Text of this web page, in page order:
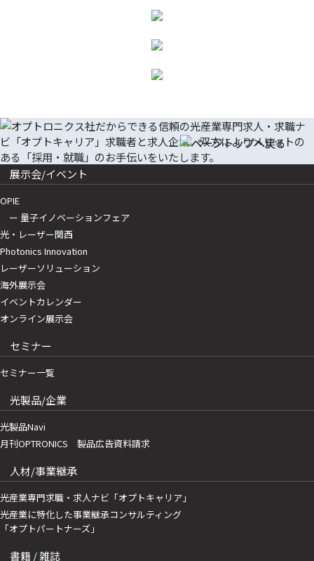
展示会/イベント
OPIE
ー 量子イノベーションフェア
光・レーザー関西
Photonics Innovation
レーザーソリューション
海外展示会
イベントカレンダー
オンライン展示会
セミナー
セミナー一覧
光製品/企業
光製品Navi
月刊OPTRONICS 製品広告資料請求
人材/事業継承
光産業専門求職・求人ナビ「オプトキャリア」
光産業に特化した事業継承コンサルティング
「オプトパートナーズ」
書籍 / 雑誌